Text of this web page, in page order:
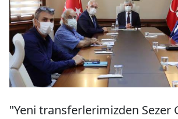
"Yeni transferlerimizden Sezer